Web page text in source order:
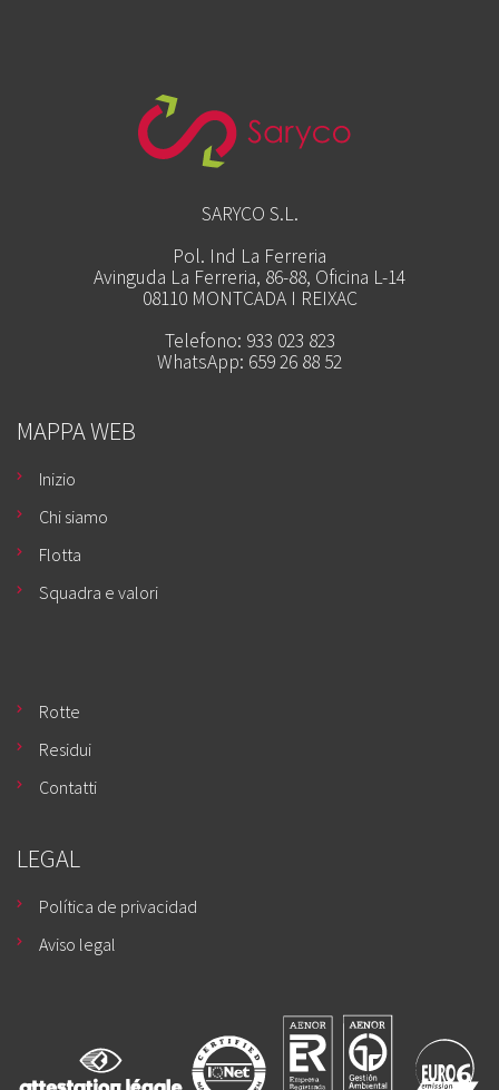
SARYCO S.L.
Pol. Ind La Ferreria
Avinguda La Ferreria, 86-88, Oficina L-14
08110 MONTCADA I REIXAC
Telefono: 933 023 823
WhatsApp: 659 26 88 52
MAPPA WEB
Inizio
Chi siamo
Flotta
Squadra e valori
Rotte
Residui
Contatti
LEGAL
Política de privacidad
Aviso legal